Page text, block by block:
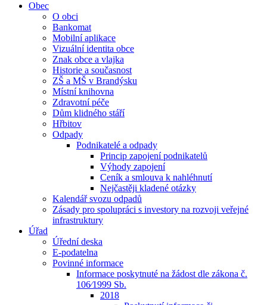
Obec
O obci
Bankomat
Mobilní aplikace
Vizuální identita obce
Znak obce a vlajka
Historie a současnost
ZŠ a MŠ v Brandýsku
Místní knihovna
Zdravotní péče
Dům klidného stáří
Hřbitov
Odpady
Podnikatelé a odpady
Princip zapojení podnikatelů
Výhody zapojení
Ceník a smlouva k nahléhnutí
Nejčastěji kladené otázky
Kalendář svozu odpadů
Zásady pro spolupráci s investory na rozvoji veřejné
infrastruktury
Úřad
Úřední deska
E-podatelna
Povinné informace
Informace poskytnuté na žádost dle zákona č.
106⁄1999 Sb.
2018